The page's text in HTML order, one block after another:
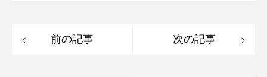
前の記事 次の記事